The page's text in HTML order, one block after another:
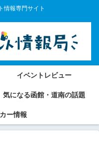
情報専門サイト
イベントレビュー
気になる函館・道南の話題
ー情報